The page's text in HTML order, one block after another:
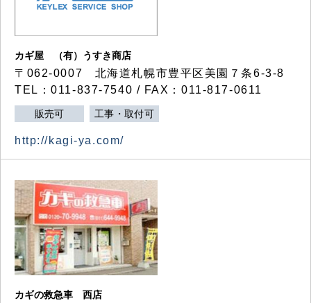
カギ屋 （有）うすき商店
〒062-0007 北海道札幌市豊平区美園７条6-3-8
TEL：011-837-7540 / FAX：011-817-0611
販売可 工事・取付可
http://kagi-ya.com/
カギの救急車 西店